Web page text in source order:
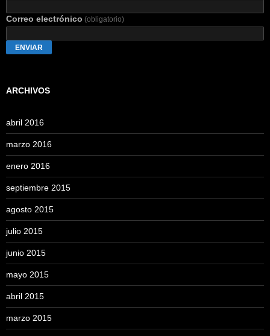
Correo electrónico (obligatorio)
ENVIAR
ARCHIVOS
abril 2016
marzo 2016
enero 2016
septiembre 2015
agosto 2015
julio 2015
junio 2015
mayo 2015
abril 2015
marzo 2015